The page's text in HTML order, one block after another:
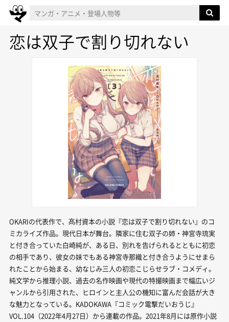
恋は双子で割り切れない
OKARIの代表作で、髙村資本の小説『恋は双子で割り切れない』のコ
ミカライズ作品。現代日本が舞台。隣家に住む双子の姉・神宮寺琉実
と付き合っていた白崎純が、ある日、別れを告げられるとともに初恋
の相手であり、彼女の妹でもある神宮寺那織と付き合うようにせまら
れたことから始まる、幼なじみ三人の初恋こじらせラブ・コメディ。
純文学から推理小説、過去の名作映画や現代の特撮映画まで幅広いジ
ャンルから引用された、ヒロインと主人公の機知に富んだ会話が大き
な魅力となっている。KADOKAWA『コミック電撃だいおうじ』
VOL.104（2022年4月27日）から連載の作品。2021年8月には原作小説